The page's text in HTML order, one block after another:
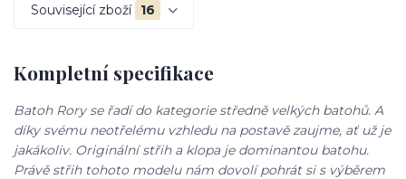
Související zboží 16
Kompletní specifikace
Batoh Rory se řadí do kategorie středně velkých batohů. A
díky svému neotřelému vzhledu na postavě zaujme, ať už je
jakákoliv. Originální střih a klopa je dominantou batohu.
Právě střih tohoto modelu nám dovolí pohrát si s výběrem